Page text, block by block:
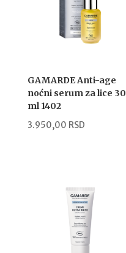
GAMARDE Anti-age
noćni serum za lice 30
ml 1402
3.950,00 RSD